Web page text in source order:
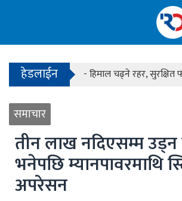
हेडलाईन
- काठमाडौंको बाँसबारीमा
- हिमाल चढ्ने रहर, सुरक्षित
समाचार
तीन लाख नदिएसम्म उड्न
भनेपछि म्यानपावरमाथि
अपरेसन